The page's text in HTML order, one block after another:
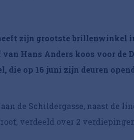
zijn grootste brillenwinkel
Hans Anders koos voor de
die op 16 juni zijn deuren
de Schildergasse, naast de
verdeeld over 2